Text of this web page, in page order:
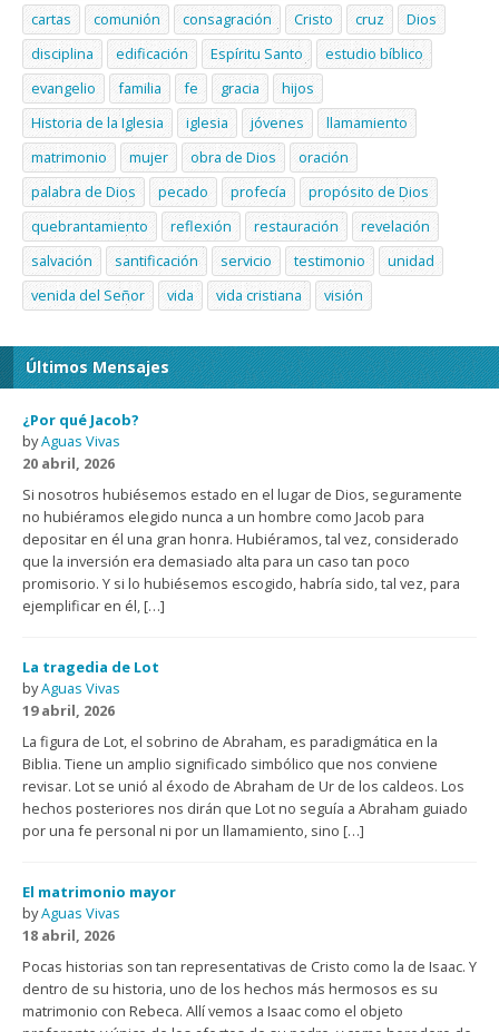
cartas
comunión consagración Cristo cruz
Dios
disciplina
edificación Espíritu Santo
estudio bíblico
evangelio
familia fe gracia
hijos
Historia de la Iglesia
iglesia jóvenes
llamamiento
matrimonio
mujer obra de Dios
oración
palabra de Dios
pecado profecía
propósito de Dios
quebrantamiento
reflexión restauración
revelación
salvación
santificación servicio testimonio
unidad
venida del Señor
vida vida cristiana visión
Últimos Mensajes
¿Por qué Jacob?
byAguas Vivas
20 abril, 2026
Si nosotros hubiésemos estado en el lugar de Dios, seguramente
no hubiéramos elegido nunca a un hombre como Jacob para
depositar en él una gran honra. Hubiéramos, tal vez, considerado
que la inversión era demasiado alta para un caso tan poco
promisorio. Y si lo hubiésemos escogido, habría sido, tal vez, para
ejemplificar en él, […]
La tragedia de Lot
byAguas Vivas
19 abril, 2026
La figura de Lot, el sobrino de Abraham, es paradigmática en la
Biblia. Tiene un amplio significado simbólico que nos conviene
revisar. Lot se unió al éxodo de Abraham de Ur de los caldeos. Los
hechos posteriores nos dirán que Lot no seguía a Abraham guiado
por una fe personal ni por un llamamiento, sino […]
El matrimonio mayor
byAguas Vivas
18 abril, 2026
Pocas historias son tan representativas de Cristo como la de Isaac. Y
dentro de su historia, uno de los hechos más hermosos es su
matrimonio con Rebeca. Allí vemos a Isaac como el objeto